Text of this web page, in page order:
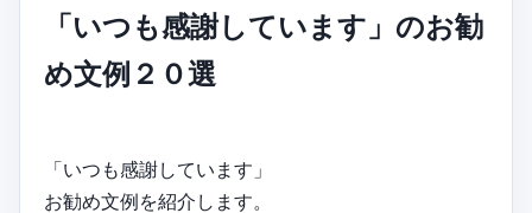
「いつも感謝しています」のお勧
め文例２０選
「いつも感謝しています」
お勧め文例を紹介します。